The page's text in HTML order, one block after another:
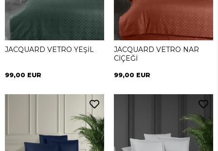
JACQUARD VETRO YEŞİL
99,00 EUR
JACQUARD VETRO NAR
CİÇEĞİ
99,00 EUR